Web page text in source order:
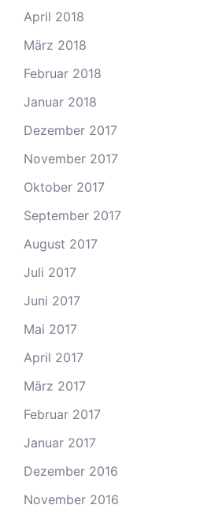
April 2018
März 2018
Februar 2018
Januar 2018
Dezember 2017
November 2017
Oktober 2017
September 2017
August 2017
Juli 2017
Juni 2017
Mai 2017
April 2017
März 2017
Februar 2017
Januar 2017
Dezember 2016
November 2016